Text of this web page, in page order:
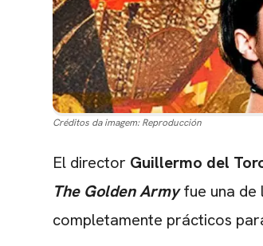
Créditos da imagem: Reproducción
El director Guillermo del
The Golden Armyfue una de
completamente prácticos